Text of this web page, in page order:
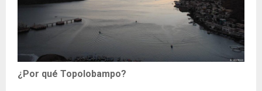
¿Por qué Topolobampo?